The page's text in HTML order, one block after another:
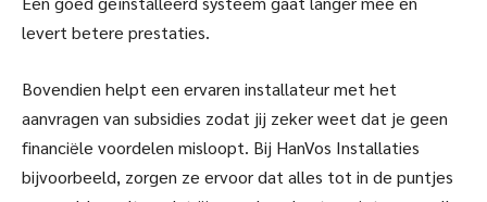
levert betere prestaties.
Bovendien helpt een ervaren installateur met het
aanvragen van subsidies zodat jij zeker weet dat je geen
financiële voordelen misloopt. Bij HanVos Installaties
bijvoorbeeld, zorgen ze ervoor dat alles tot in de puntjes